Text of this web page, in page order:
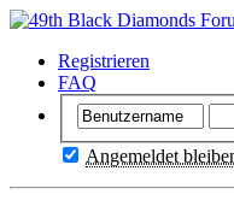
Registrieren
FAQ
Angemeldet